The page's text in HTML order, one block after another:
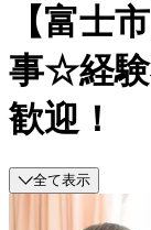
【富士
事☆経験
歓迎！
全て表示